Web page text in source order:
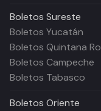
Boletos Sureste
Boletos Yucatán
Boletos Quintana
Boletos Campeche
Boletos Tabasco
Boletos Oriente